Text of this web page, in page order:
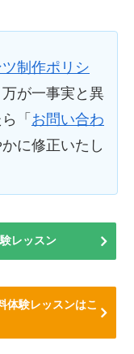
制作ポリシ
が一事実と異
「 お問い合わ
に修正いたし
レッスン
体験レッスンはこ